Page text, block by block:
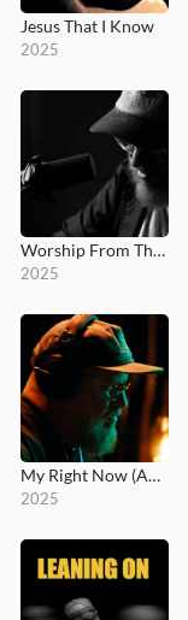
Jesus That I Know
2025
Worship From The Studio
2025
My Right Now (Acoustic)
2025